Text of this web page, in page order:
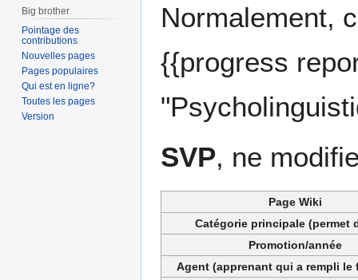
Normalement,
{{progress
SVP, ne
Page Wiki
Catégorie principale (permet
Promotion/année
Agent (apprenant qui a rempli le
Big brother
Pointage des
contributions
Nouvelles pages
Pages populaires
Qui est en ligne?
Toutes les pages
Version